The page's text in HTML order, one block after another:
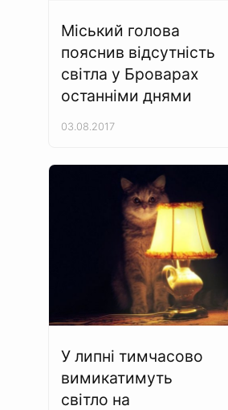
Міський голова
пояснив відсутність
світла у Броварах
останніми днями
03.08.2017
У липні тимчасово
вимикатимуть
світло на